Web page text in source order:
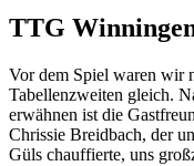
TTG
Vor dem Spiel waren wir
Tabellenzweiten gleich.
erwähnen ist die
Chrissie Breidbach, der
Güls chauffierte, uns